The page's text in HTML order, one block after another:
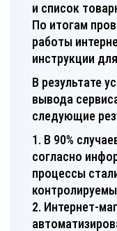
и список
По итогам
работы
инструкции
В результате
вывода
следующие
В 90%
согласно
процессы
Интернет-